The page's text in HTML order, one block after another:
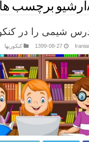
آرشیو برچسب
را در کنکور بالای ۸۰
1399-08-27 کنکوریها